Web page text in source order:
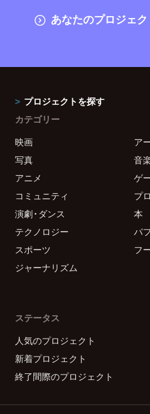
あなたのプロジェ
プロジェクトを探す
カテゴリー
映画
ア
写真
音
アニメ
ゲ
コミュニティ
プ
演劇・ダンス
本
テクノロジー
パ
スポーツ
フ
ジャーナリズム
ステータス
人気のプロジェクト
新着プロジェクト
終了間際のプロジェクト